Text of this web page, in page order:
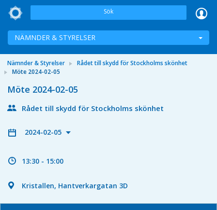
Sök
NÄMNDER & STYRELSER
Nämnder & Styrelser
Rådet till skydd för Stockholms skönhet
Möte 2024-02-05
Möte 2024-02-05
Rådet till skydd för Stockholms skönhet
2024-02-05
13:30 - 15:00
Kristallen, Hantverkargatan 3D